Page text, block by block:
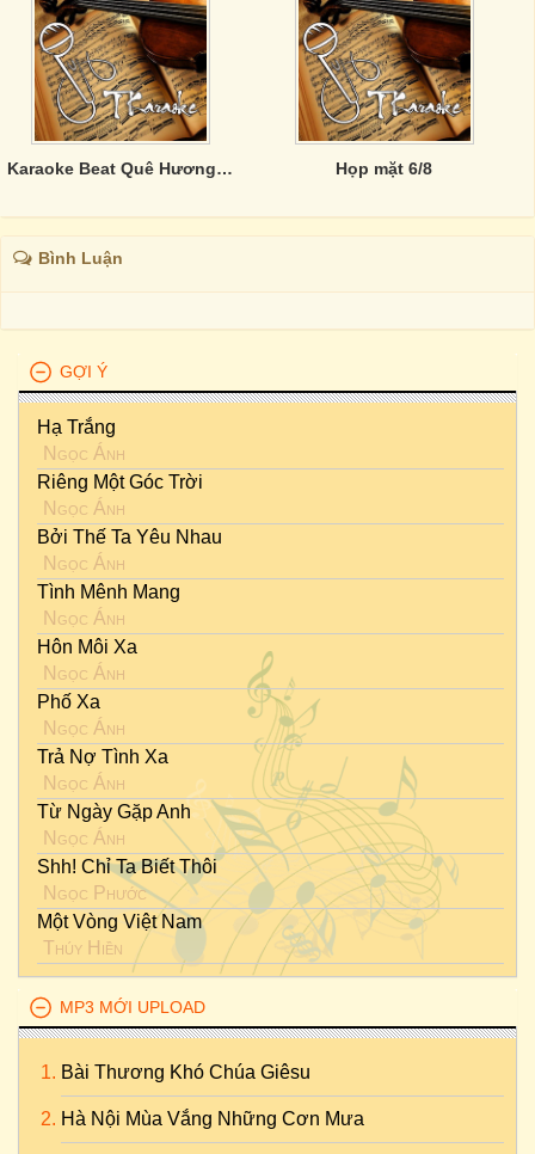
Karaoke Beat Quê Hương - Truyền Thống Họp mặt 6/8
Bình Luận
GỢI Ý
Hạ Trắng
Ngọc Ánh
Riêng Một Góc Trời
Ngọc Ánh
Bởi Thế Ta Yêu Nhau
Ngọc Ánh
Tình Mênh Mang
Ngọc Ánh
Hôn Môi Xa
Ngọc Ánh
Phố Xa
Ngọc Ánh
Trả Nợ Tình Xa
Ngọc Ánh
Từ Ngày Gặp Anh
Ngọc Ánh
Shh! Chỉ Ta Biết Thôi
Ngọc Phước
Một Vòng Việt Nam
Thúy Hiền
MP3 MỚI UPLOAD
Bài Thương Khó Chúa Giêsu
Hà Nội Mùa Vắng Những Cơn Mưa